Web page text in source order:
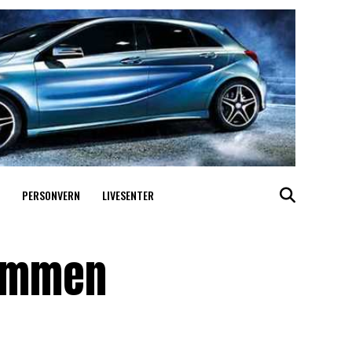
PERSONVERN LIVESENTER